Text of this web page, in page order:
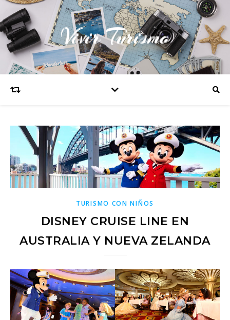
Vivir Turismo
TURISMO CON NIÑOS
DISNEY CRUISE LINE EN
AUSTRALIA Y NUEVA ZELANDA